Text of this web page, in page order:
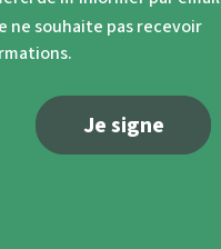
DE ESMERALDAS,
realizado el 22
del 2017 en
Secretaría General
ne souhaite pas recevoir
Je signe